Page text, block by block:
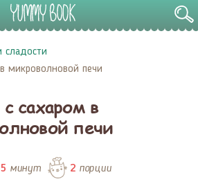
сладости
микроволновой печи
сахаром в
печи
минут 2порции